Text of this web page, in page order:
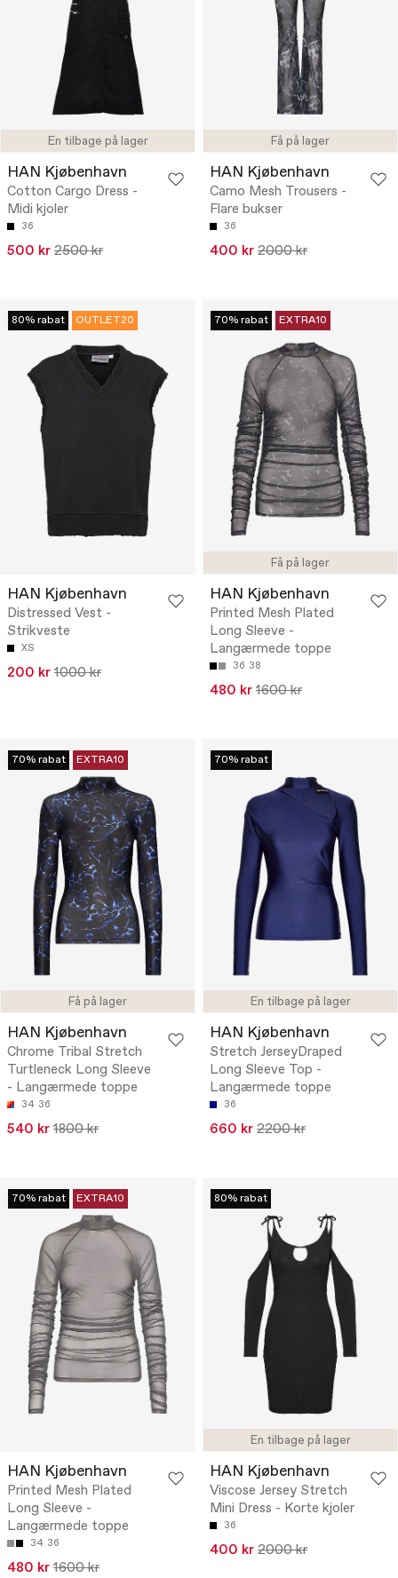
En tilbage på lager
HAN Kjøbenhavn
Cotton Cargo Dress -
Midi kjoler
36
500 kr 2500 kr
Få på lager
HAN Kjøbenhavn
Camo Mesh Trousers -
Flare bukser
36
400 kr 2000 kr
80% rabat OUTLET20
HAN Kjøbenhavn
Distressed Vest -
Strikveste
XS
200 kr 1000 kr
Få på lager
70% rabat EXTRA10
HAN Kjøbenhavn
Printed Mesh Plated
Long Sleeve -
Langærmede toppe
36 38
480 kr 1600 kr
Få på lager
70% rabat EXTRA10
HAN Kjøbenhavn
Chrome Tribal Stretch
Turtleneck Long Sleeve
- Langærmede toppe
34 36
540 kr 1800 kr
En tilbage på lager
70% rabat
HAN Kjøbenhavn
Stretch JerseyDraped
Long Sleeve Top -
Langærmede toppe
36
660 kr 2200 kr
70% rabat EXTRA10
HAN Kjøbenhavn
Printed Mesh Plated
Long Sleeve -
Langærmede toppe
34 36
480 kr 1600 kr
En tilbage på lager
80% rabat
HAN Kjøbenhavn
Viscose Jersey Stretch
Mini Dress - Korte kjoler
36
400 kr 2000 kr